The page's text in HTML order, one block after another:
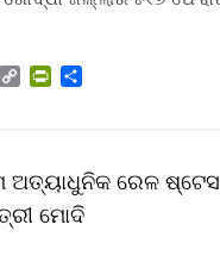
C
i
n
k
P
F
r
i
S
ରେଳ
ମୋଦି